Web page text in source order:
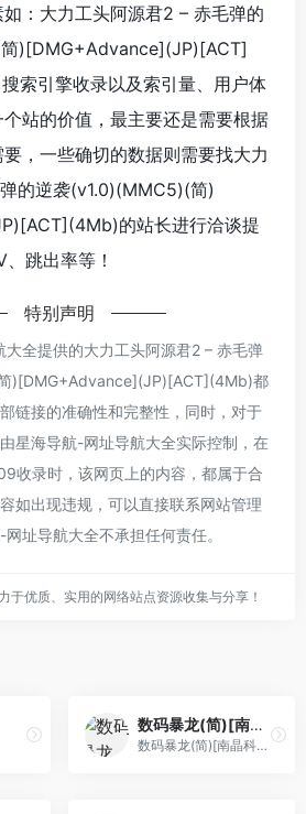
：大力工头阿源君2 – 赤毛弹的
)[DMG+Advance](JP)[ACT]
索引擎收录以及索引量、用户体
站的价值，最主要还是需要根据
，一些确切的数据则需要找大力
的逆袭(v1.0)(MMC5)(简)
的站长进行洽谈提
跳出率等！
特别声明
全提供的大力工头阿源君2 – 赤毛弹
)[DMG+Advance](JP)[ACT](4Mb)都
链接的准确性和完整性，同时，对于
星海导航-网址导航大全实际控制，在
收录时，该网页上的内容，都属于合
如出现违规，可以直接联系网站管理
址导航大全不承担任何责任。
于优质、实用的网络站点资源收集与分享！
数码暴龙(简)[南晶科技](CN)[RPG](16Mb)
数码暴龙(简)[南晶科技](CN)[RPG](16Mb)